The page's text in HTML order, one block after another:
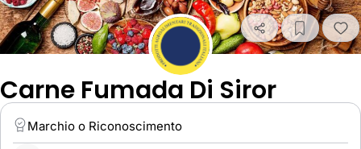
Carne Fumada Di Siror
Marchio o Riconoscimento